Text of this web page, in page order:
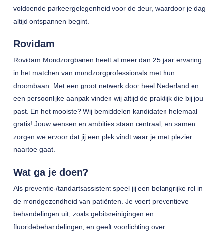
voldoende parkeergelegenheid voor de deur, waardoor je dag
altijd ontspannen begint.
Rovidam
Rovidam Mondzorgbanen heeft al meer dan 25 jaar ervaring
in het matchen van mondzorgprofessionals met hun
droombaan. Met een groot netwerk door heel Nederland en
een persoonlijke aanpak vinden wij altijd de praktijk die bij jou
past. En het mooiste? Wij bemiddelen kandidaten helemaal
gratis! Jouw wensen en ambities staan centraal, en samen
zorgen we ervoor dat jij een plek vindt waar je met plezier
naartoe gaat.
Wat ga je doen?
Als preventie-/tandartsassistent speel jij een belangrijke rol in
de mondgezondheid van patiënten. Je voert preventieve
behandelingen uit, zoals gebitsreinigingen en
fluoridebehandelingen, en geeft voorlichting over